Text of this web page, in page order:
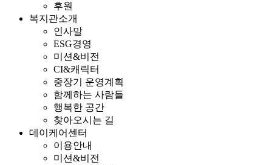
후원
복지관소개
인사말
ESG경영
미션&비전
CI&캐릭터
중장기 운영계획
함께하는 사람들
행복한 공간
찾아오시는 길
데이케어센터
이용안내
미션&비전